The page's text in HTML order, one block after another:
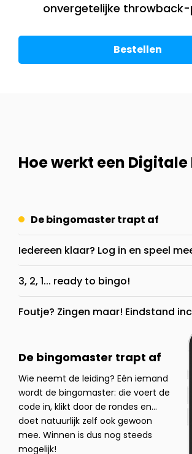
onvergetelijke
Bestellen
Hoe werkt een Digitale
De bingomaster trapt af
Iedereen klaar? Log in en speel
3, 2, 1... ready to bingo!
Foutje? Zingen maar! Eindstand
De bingomaster trapt af
Wie neemt de leiding? Eén iemand
wordt de bingomaster: die voert de
code in, klikt door de rondes en...
doet natuurlijk zelf ook gewoon
mee. Winnen is dus nog steeds
mogelijk!